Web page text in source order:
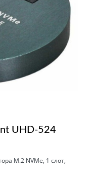
UHD-524
M.2 NVMe, 1 слот,